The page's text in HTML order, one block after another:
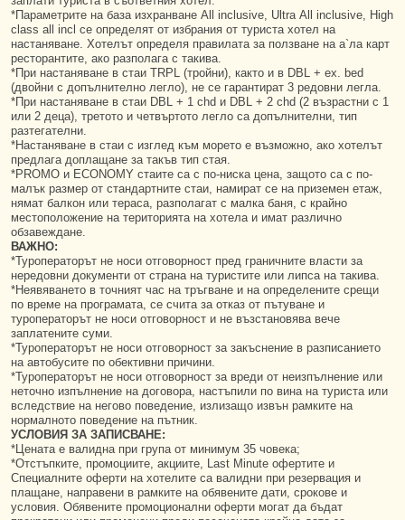
*Параметрите на база изхранване Аll inclusive, Ultra Аll inclusive, High
class all incl се определят от избрания от туриста хотел на
настаняване. Хотелът определя правилата за ползване на а`ла карт
ресторантите, ако разполага с такива.
*При настаняване в стаи TRPL (тройни), както и в DBL + ex. bed
(двойни с допълнително легло), не се гарантират 3 редовни легла.
*При настаняване в стаи DBL + 1 chd и DBL + 2 chd (2 възрастни с 1
или 2 деца), третото и четвъртото легло са допълнителни, тип
разтегателни.
*Настаняване в стаи с изглед към морето е възможно, ако хотелът
предлага доплащане за такъв тип стая.
*PROMO и ECONOMY стаите са с по-ниска цена, защото са с по-
малък размер от стандартните стаи, намират се на приземен етаж,
нямат балкон или тераса, разполагат с малка баня, с крайно
местоположение на територията на хотела и имат различно
обзавеждане.
ВАЖНО:
*Туроператорът не носи отговорност пред граничните власти за
нередовни документи от страна на туристите или липса на такива.
*Неявяването в точният час на тръгване и на определените срещи
по време на програмата, се счита за отказ от пътуване и
туроператорът не носи отговорност и не възстановява вече
заплатените суми.
*Туроператорът не носи отговорност за закъснение в разписанието
на автобусите по обективни причини.
*Туроператорът не носи отговорност за вреди от неизпълнение или
неточно изпълнение на договора, настъпили по вина на туриста или
вследствие на негово поведение, излизащо извън рамките на
нормалното поведение на пътник.
УСЛОВИЯ ЗА ЗАПИСВАНЕ:
*Цената е валидна при група от минимум 35 човека;
*Отстъпките, промоциите, акциите, Last Minute офертите и
Специалните оферти на хотелите са валидни при резервация и
плащане, направени в рамките на обявените дати, срокове и
условия. Обявените промоционални оферти могат да бъдат